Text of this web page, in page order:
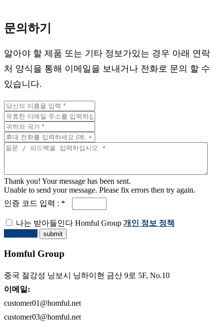
문의하기
알아야 할 제품 또는 기타 정보가있는 경우 아래 연락
처 양식을 통해 이메일을 보내거나 전화로 문의 할 수
있습니다.
Thank you! Your message has been sent.
Unable to send your message. Please fix errors then try again.
인증 코드 입력 : *
나는 받아들인다 Homful Group 개인 정보 정책
Homful Group
중국 절강성 닝보시 닝하이현 금산 9로 5F, No.10
이메일:
customer01@homful.net
customer03@homful.net